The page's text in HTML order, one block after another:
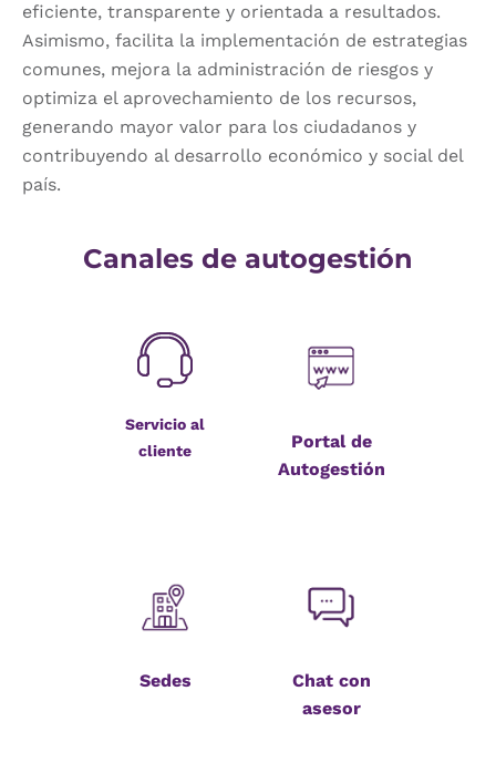
eficiente, transparente y orientada a resultados.
Asimismo, facilita la implementación de estrategias
comunes, mejora la administración de riesgos y
optimiza el aprovechamiento de los recursos,
generando mayor valor para los ciudadanos y
contribuyendo al desarrollo económico y social del
país.
Canales de autogestión
Servicio al
cliente
Portal de
Autogestión
Sedes
Chat con
asesor